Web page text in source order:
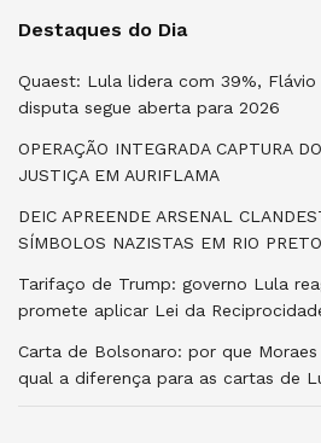
Destaques do Dia
Quaest: Lula lidera com 39%,
disputa segue aberta para 2026
OPERAÇÃO INTEGRADA CAPTURA
JUSTIÇA EM AURIFLAMA
DEIC APREENDE ARSENAL
SÍMBOLOS NAZISTAS EM RIO
Tarifaço de Trump: governo Lula
promete aplicar Lei da
Carta de Bolsonaro: por que
qual a diferença para as cartas de